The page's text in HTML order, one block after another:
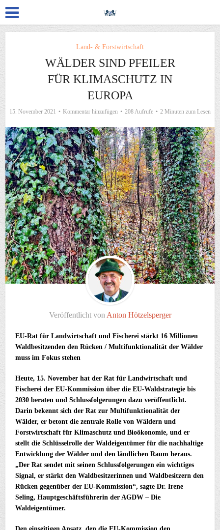
Land- & Forstwirtschaft
WÄLDER SIND PFEILER
FÜR KLIMASCHUTZ IN
EUROPA
15. November 2021 Kommentar hinzufügen 208 Aufrufe 2 Minuten zum Lesen
Veröffentlicht von Anton Hötzelsperger
EU-Rat für Landwirtschaft und Fischerei stärkt 16 Millionen
Waldbesitzenden den Rücken / Multifunktionalität der Wälder
muss im Fokus stehen
Heute, 15. November hat der Rat für Landwirtschaft und
Fischerei der EU-Kommission über die EU-Waldstrategie bis
2030 beraten und Schlussfolgerungen dazu veröffentlicht.
Darin bekennt sich der Rat zur Multifunktionalität der
Wälder, er betont die zentrale Rolle von Wäldern und
Forstwirtschaft für Klimaschutz und Bioökonomie, und er
stellt die Schlüsselrolle der Waldeigentümer für die nachhaltige
Entwicklung der Wälder und den ländlichen Raum heraus.
„Der Rat sendet mit seinen Schlussfolgerungen ein wichtiges
Signal, er stärkt den Waldbesitzerinnen und Waldbesitzern den
Rücken gegenüber der EU-Kommission“, sagte Dr. Irene
Seling, Hauptgeschäftsführerin der AGDW – Die
Waldeigentümer.